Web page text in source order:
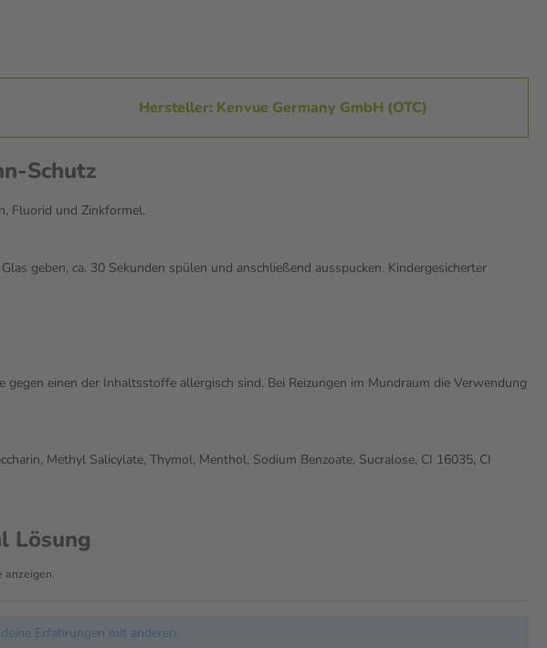
Hersteller: Kenvue Germany GmbH (OTC)
Schutz
Fluorid und Zinkformel.
geben, ca. 30 Sekunden spülen und anschließend ausspucken. Kindergesicherter
einen der Inhaltsstoffe allergisch sind. Bei Reizungen im Mundraum die Verwendung
Methyl Salicylate, Thymol, Menthol, Sodium Benzoate, Sucralose, CI 16035, CI
Lösung
anzeigen.
Erfahrungen mit anderen.